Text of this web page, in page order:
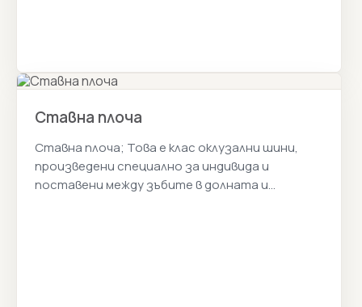
Ставна плоча
Ставна плоча; Това е клас оклузални шини,
произведени специално за индивида и
поставени между зъбите в долната и